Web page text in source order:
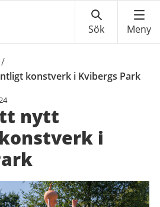
/
konstverk i Kvibergs Park
nytt
i